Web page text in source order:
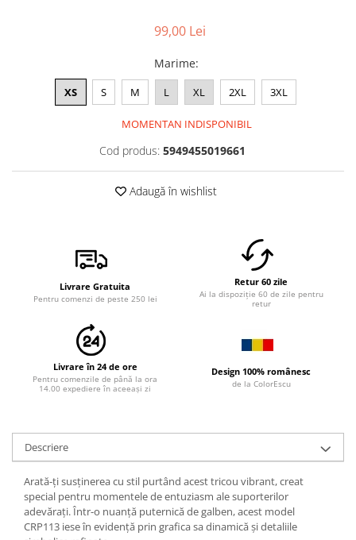
99,00 Lei
Marime:
XS S M L XL 2XL 3XL
MOMENTAN INDISPONIBIL
Cod produs: 5949455019661
Adaugă în wishlist
Livrare Gratuita
Pentru comenzi de peste 250 lei
Retur 60 zile
Ai la dispoziție 60 de zile pentru
retur
Livrare în 24 de ore
Pentru comenzile de până la ora
14.00 expediere în aceeași zi
Design 100% românesc
de la ColorEscu
Descriere
Arată-ți susținerea cu stil purtând acest tricou vibrant, creat
special pentru momentele de entuziasm ale suporterilor
adevărați. Într-o nuanță puternică de galben, acest model
CRP113 iese în evidență prin grafica sa dinamică și detaliile